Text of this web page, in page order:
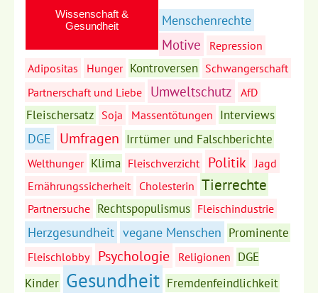
Wissenschaft &
Gesundheit
Menschenrechte
Motive
Repression
Adipositas
Hunger Kontroversen Schwangerschaft
Partnerschaft und Liebe
Umweltschutz AfD
Fleischersatz Soja Massentötungen Interviews
DGE Umfragen Irrtümer und Falschberichte
Welthunger Klima Fleischverzicht Politik
Jagd
Ernährungssicherheit
Cholesterin Tierrechte
Partnersuche Rechtspopulismus Fleischindustrie
Herzgesundheit vegane Menschen Prominente
Fleischlobby Psychologie Religionen DGE
Kinder Gesundheit Fremdenfeindlichkeit